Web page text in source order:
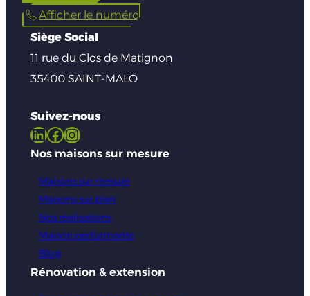
Afficher le numéro
Siège Social
11 rue du Clos de Matignon
35400 SAINT-MALO
Suivez-nous
LinkedIn Facebook Instagram
Nos maisons sur mesure
Maisons sur mesure
Maisons sur plan
Nos réalisations
Maison performante
Blog
Rénovation & extension